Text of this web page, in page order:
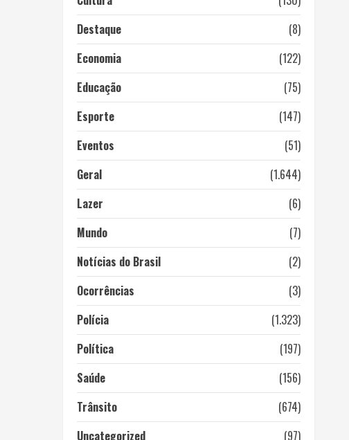
Destaque
(8)
Economia
(122)
Educação
(75)
Esporte
(147)
Eventos
(51)
Geral
(1.644)
Lazer
(6)
Mundo
(7)
Notícias do Brasil
(2)
Ocorrências
(3)
Polícia
(1.323)
Política
(197)
Saúde
(156)
Trânsito
(674)
Uncategorized
(97)